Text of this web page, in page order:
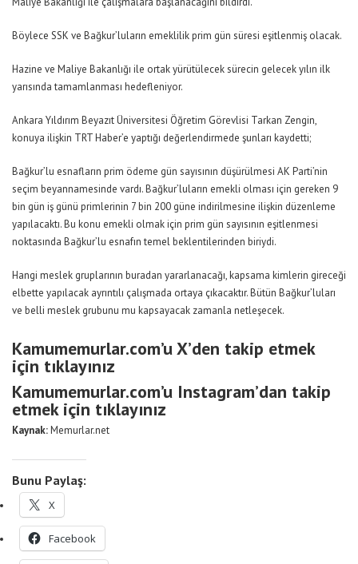
Böylece SSK ve Bağkur’luların emeklilik prim gün süresi eşitlenmiş olacak.
Hazine ve Maliye Bakanlığı ile ortak yürütülecek sürecin gelecek yılın ilk
yarısında tamamlanması hedefleniyor.
Ankara Yıldırım Beyazıt Üniversitesi Öğretim Görevlisi Tarkan Zengin,
konuya ilişkin TRT Haber’e yaptığı değerlendirmede şunları kaydetti;
Bağkur’lu esnafların prim ödeme gün sayısının düşürülmesi AK Parti’nin
seçim beyannamesinde vardı. Bağkur’luların emekli olması için gereken 9
bin gün iş günü primlerinin 7 bin 200 güne indirilmesine ilişkin düzenleme
yapılacaktı. Bu konu emekli olmak için prim gün sayısının eşitlenmesi
noktasında Bağkur’lu esnafın temel beklentilerinden biriydi.
Hangi meslek gruplarının buradan yararlanacağı, kapsama kimlerin gireceği
elbette yapılacak ayrıntılı çalışmada ortaya çıkacaktır. Bütün Bağkur’luları
ve belli meslek grubunu mu kapsayacak zamanla netleşecek.
Kamumemurlar.com’u X’den takip etmek
için tıklayınız
Kamumemurlar.com’u Instagram’dan takip
etmek için tıklayınız
Kaynak:Memurlar.net
Bunu Paylaş:
X
Facebook